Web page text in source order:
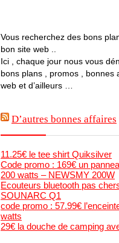
Vous recherchez des bons
bon site web ..
Ici , chaque jour nous vous
bons plans , promos , bonnes
web et d’ailleurs …
D’autres bonnes affaires
11.25€ le tee shirt Quiksilver
Code promo : 169€ un
200 watts – NEWSMY 200W
Ecouteurs bluetooth pas
SOUNARC Q1
code promo : 57.99€
watts
29€ la douche de camping